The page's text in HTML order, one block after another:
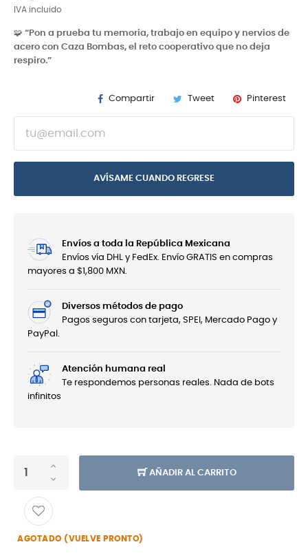
IVA incluido
🧩 “Pon a prueba tu memoria, trabajo en equipo y nervios de
acero con Caza Bombas, el reto cooperativo que no deja
respiro.”
Compartir Tweet Pinterest
AVÍSAME CUANDO REGRESE
Envíos a toda la República Mexicana
Envíos vía DHL y FedEx. Envío GRATIS en compras
mayores a $1,800 MXN.
Diversos métodos de pago
Pagos seguros con tarjeta, SPEI, Mercado Pago y
PayPal.
Atención humana real
Te respondemos personas reales. Nada de bots
infinitos
AÑADIR AL CARRITO
AGOTADO (VUELVE PRONTO)